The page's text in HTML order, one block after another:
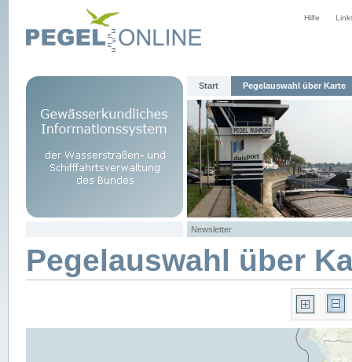
Hilfe
Start Pegelauswahl über Karte
Newsletter
Pegelauswahl über